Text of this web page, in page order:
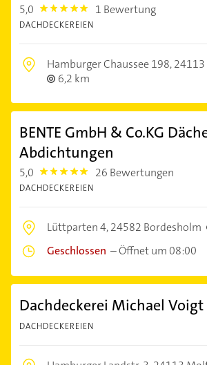
5,0 5.0 1 Bewertung
DACHDECKEREIEN
Hamburger Chaussee 198,24113
6,2 km
BENTE GmbH & Co.KG
Abdichtungen
5,0 5.0 26 Bewertungen
DACHDECKEREIEN
Lüttparten 4,24582 Bordesholm
Geschlossen –Öffnet um 08:00
Dachdeckerei Michael Voigt
DACHDECKEREIEN